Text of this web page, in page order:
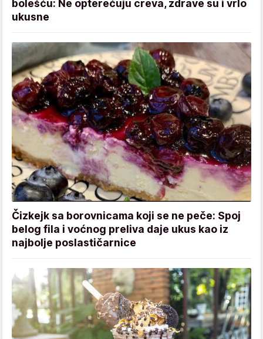
bolešću: Ne opterećuju creva, zdrave su i vrlo
ukusne
Čizkejk sa borovnicama koji se ne peče: Spoj
belog fila i voćnog preliva daje ukus kao iz
najbolje poslastičarnice